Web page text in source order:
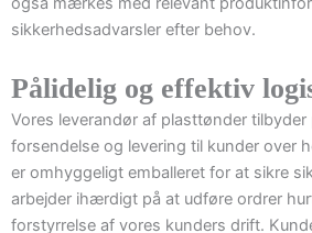
sikkerhedsadvarsler efter behov.
Pålidelig og effektiv
Vores leverandør af plasttønder
forsendelse og levering til kunder over
er omhyggeligt emballeret for at sikre
arbejder ihærdigt på at udføre ordrer
forstyrrelse af vores kunders drift.